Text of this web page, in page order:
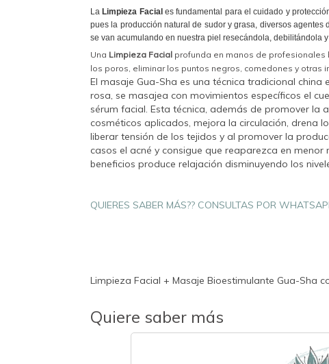
LaLimpieza Faciales fundamental para el cuidado y
pues la producción natural de sudor y grasa, diversos
se van acumulando en nuestra piel resecándola, debilitándola
Una Limpieza Facial profunda en manos de
los poros, eliminar los puntos negros, comedones y otras
El masaje Gua-Sha es una técnica tradicional
rosa, se masajea con movimientos específicos el
sérum facial. Esta técnica, además de promover la
cosméticos aplicados, mejora la circulación, drena
liberar tensión de los tejidos y al promover la
casos el acné y consigue que reaparezca en
beneficios produce relajación disminuyendo los
QUIERES SABER MÁS?? CONSULTAS POR
Limpieza Facial + Masaje Bioestimulante Gua-Sha
Quiere saber más